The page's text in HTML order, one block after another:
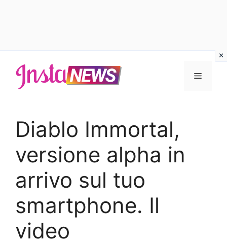
contenuto
Menu
Diablo Immortal,
versione alpha in
arrivo sul tuo
smartphone. Il
video